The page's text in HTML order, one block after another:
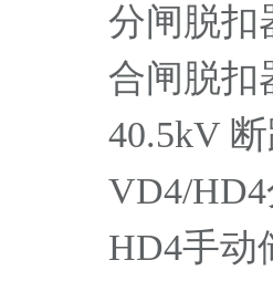
分闸脱扣
合闸脱扣
40.5kV
VD4/HD4
HD4手动